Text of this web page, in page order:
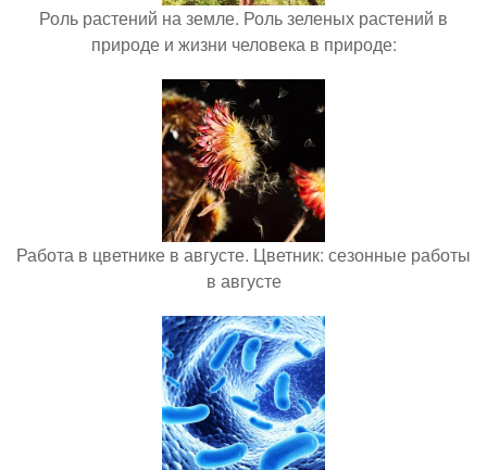
Роль растений на земле. Роль зеленых растений в
природе и жизни человека в природе:
Работа в цветнике в августе. Цветник: сезонные работы
в августе